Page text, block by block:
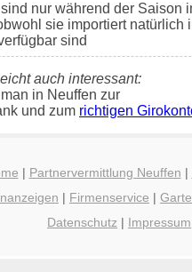
nur während der Saison
sie importiert natürlich
sind
auch interessant:
in Neuffen zur
und zum richtigen
| Partnervermittlung Neuffen |
| Firmenservice |
Datenschutz | Impressum